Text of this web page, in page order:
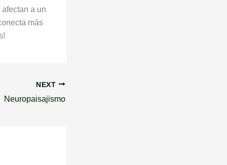
a un
más
NEXT
Neuropaisajismo